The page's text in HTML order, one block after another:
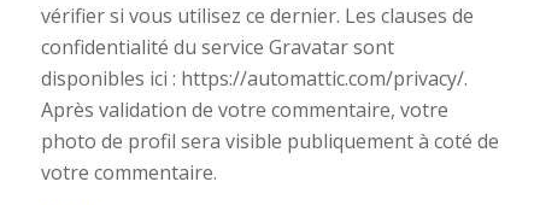
vérifier si vous utilisez ce dernier. Les clauses de
confidentialité du service Gravatar sont
disponibles ici : https://automattic.com/privacy/.
Après validation de votre commentaire, votre
photo de profil sera visible publiquement à coté de
votre commentaire.